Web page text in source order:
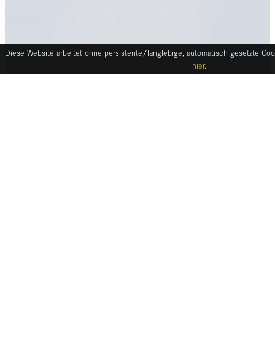
Diese Website arbeitet ohne persistente/langlebige, automatisch gesetzte
hier.